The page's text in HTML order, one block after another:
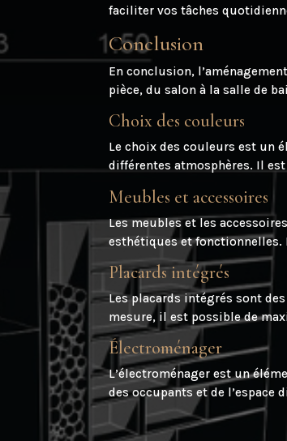
faciliter vos tâches
Conclusion
En conclusion,
pièce, du salon à la salle de
Choix des couleurs
Le choix des couleurs est un
différentes atmosphères. Il
Meubles et accessoires
Les meubles et les
esthétiques et fonctionnelles.
Placards intégrés
Les placards intégrés sont
mesure, il est possible de
Électroménager
L’électroménager est un
des occupants et de l’espace